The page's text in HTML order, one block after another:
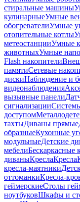
стиральные машины
кулинарныеУмные
обогревателиУмные
отопительные котлы
метеостанцииУмные
животныхУмные
Flash накопители
памятиСетевые
дискиНаблюдение и
видеонаблюдения
вызывные панели
сигнализации
доступом
тахтыДиваны прямые
образныеКухонные
модульныеДетские
мебелиБескаркасные
диваныКреслаКресла
кресла-маятники
оттоманкиКресла-
геймерскиеСтолы
ноутбуковШкафы и